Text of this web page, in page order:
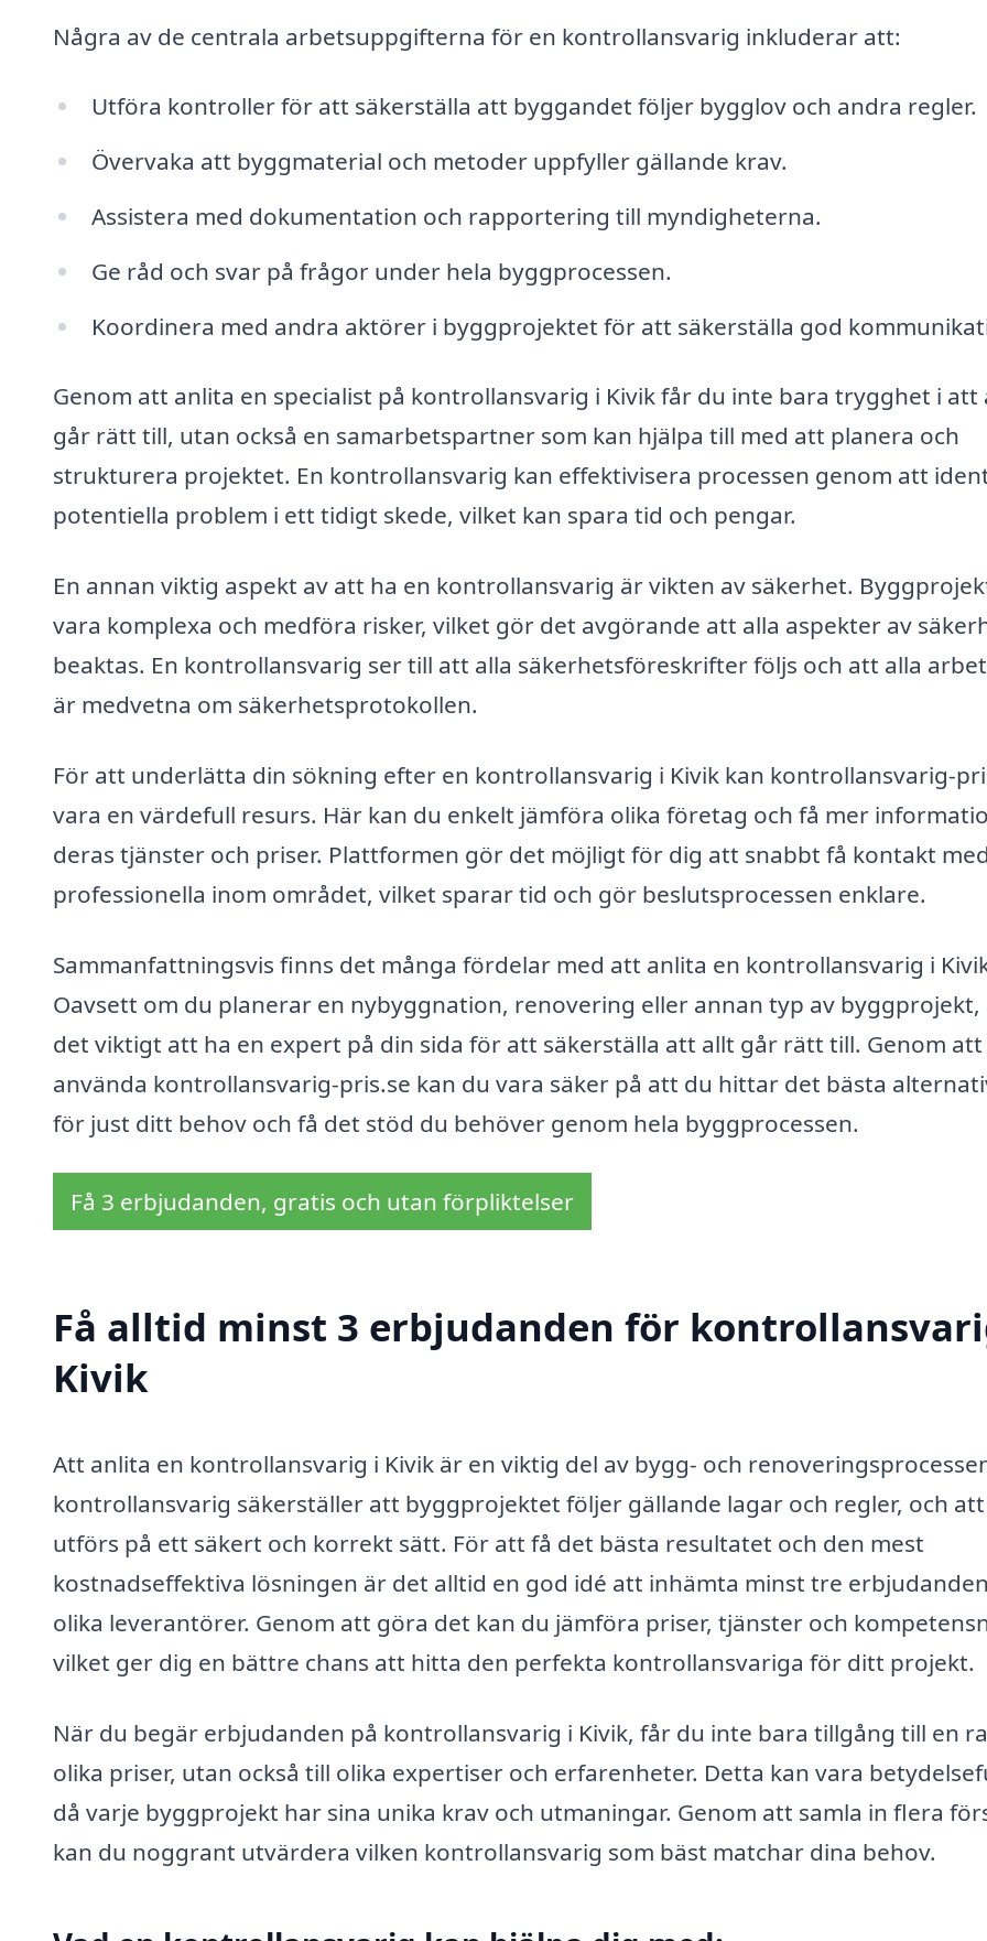
Några av de centrala arbetsuppgifterna för en kontrollansvarig inkluderar att:
Utföra kontroller för att säkerställa att byggandet följer bygglov och andra regler.
Övervaka att byggmaterial och metoder uppfyller gällande krav.
Assistera med dokumentation och rapportering till myndigheterna.
Ge råd och svar på frågor under hela byggprocessen.
Koordinera med andra aktörer i byggprojektet för att säkerställa god
Genom att anlita en specialist på kontrollansvarig i Kivik får du inte bara trygghet i att
går rätt till, utan också en samarbetspartner som kan hjälpa till med att planera och
strukturera projektet. En kontrollansvarig kan effektivisera processen genom att
potentiella problem i ett tidigt skede, vilket kan spara tid och pengar.
En annan viktig aspekt av att ha en kontrollansvarig är vikten av säkerhet.
vara komplexa och medföra risker, vilket gör det avgörande att alla aspekter av
beaktas. En kontrollansvarig ser till att alla säkerhetsföreskrifter följs och att alla
är medvetna om säkerhetsprotokollen.
För att underlätta din sökning efter en kontrollansvarig i Kivik kan kontrollansvarig-
vara en värdefull resurs. Här kan du enkelt jämföra olika företag och få mer
deras tjänster och priser. Plattformen gör det möjligt för dig att snabbt få kontakt med
professionella inom området, vilket sparar tid och gör beslutsprocessen enklare.
Sammanfattningsvis finns det många fördelar med att anlita en kontrollansvarig i
Oavsett om du planerar en nybyggnation, renovering eller annan typ av byggprojekt,
det viktigt att ha en expert på din sida för att säkerställa att allt går rätt till. Genom att
använda kontrollansvarig-pris.se kan du vara säker på att du hittar det bästa
för just ditt behov och få det stöd du behöver genom hela byggprocessen.
Få 3 erbjudanden, gratis och utan förpliktelser
Få alltid minst 3 erbjudanden för
Kivik
Att anlita en kontrollansvarig i Kivik är en viktig del av bygg- och
kontrollansvarig säkerställer att byggprojektet följer gällande lagar och regler, och
utförs på ett säkert och korrekt sätt. För att få det bästa resultatet och den mest
kostnadseffektiva lösningen är det alltid en god idé att inhämta minst tre
olika leverantörer. Genom att göra det kan du jämföra priser, tjänster och
vilket ger dig en bättre chans att hitta den perfekta kontrollansvariga för ditt projekt.
När du begär erbjudanden på kontrollansvarig i Kivik, får du inte bara tillgång till en
olika priser, utan också till olika expertiser och erfarenheter. Detta kan vara
då varje byggprojekt har sina unika krav och utmaningar. Genom att samla in flera
kan du noggrant utvärdera vilken kontrollansvarig som bäst matchar dina behov.